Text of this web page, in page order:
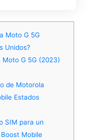
Moto G 5G
Unidos?
G 5G (2023)
de Motorola
Estados
SIM para un
Mobile